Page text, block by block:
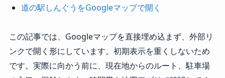
道の駅しんぐうをGoogleマップで開く
この記事では、Googleマップを直接埋め込まず、外部リ
ンクで開く形にしています。初期表示を重くしないため
です。実際に向かう前に、現在地からのルート、駐車場